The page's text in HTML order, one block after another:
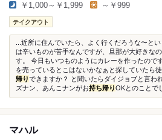
￥1,000～￥1,999 ～￥999
テイクアウト
...近所に住んでいたら、よく行くだろうな〜と
は辛いものが苦手なんですが、旦那が大好きな
す。 今日もいつものようにカレーを作ったので
を売っているとこはないかなぁと探していたら
帰りできますか？ と聞いたらダイジョブと言わ
ズナン、あんこナンがお持ち帰りOKとのことで
マハル